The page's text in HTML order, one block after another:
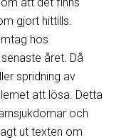
gjort hittills.
hos
året. Då
spridning av
att lösa. Detta
och
ut texten om